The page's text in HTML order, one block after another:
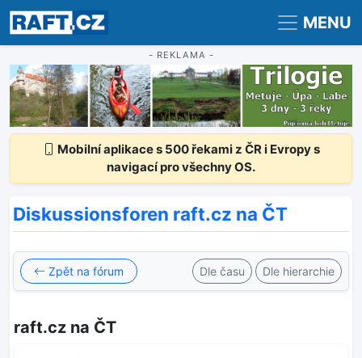
Registrace Přihlášení MENU
- REKLAMA -
Mobilní aplikace s 500 řekami z ČR i Evropy s
navigací pro všechny OS.
Diskussionsforen raft.cz na ČT
Zpět na fórum Dle času Dle hierarchie
raft.cz na ČT